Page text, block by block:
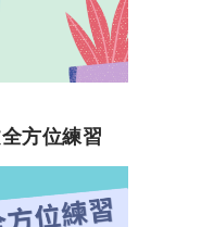
方位練習